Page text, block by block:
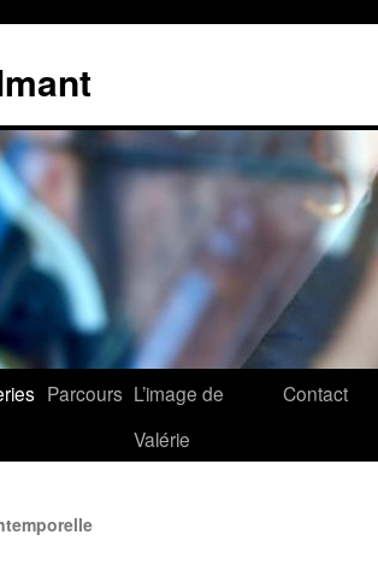
Parcours L’image de
Valérie
Contact